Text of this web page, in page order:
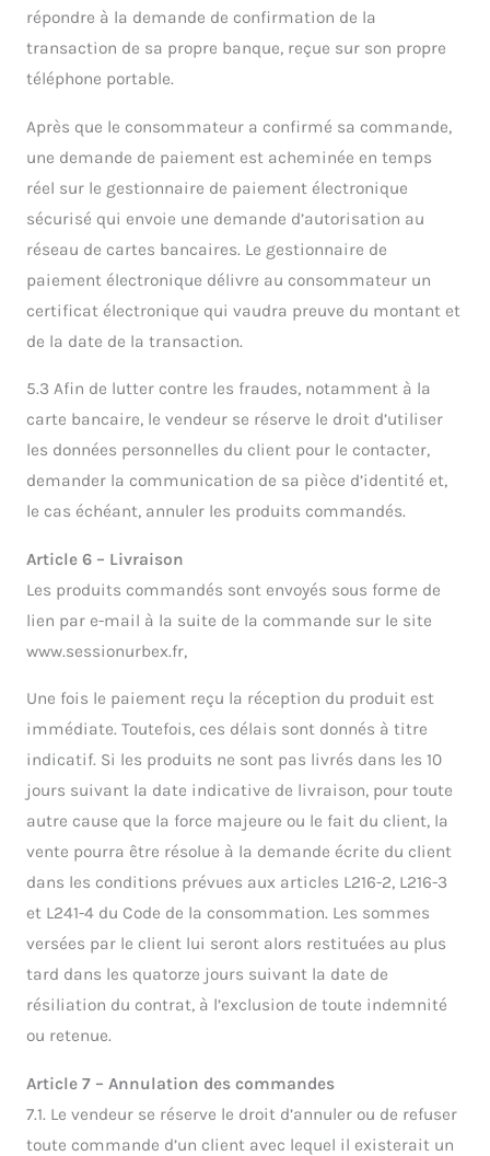
répondre à la demande de confirmation de la
transaction de sa propre banque, reçue sur son propre
téléphone portable.
Après que le consommateur a confirmé sa commande,
une demande de paiement est acheminée en temps
réel sur le gestionnaire de paiement électronique
sécurisé qui envoie une demande d’autorisation au
réseau de cartes bancaires. Le gestionnaire de
paiement électronique délivre au consommateur un
certificat électronique qui vaudra preuve du montant et
de la date de la transaction.
5.3 Afin de lutter contre les fraudes, notamment à la
carte bancaire, le vendeur se réserve le droit d’utiliser
les données personnelles du client pour le contacter,
demander la communication de sa pièce d’identité et,
le cas échéant, annuler les produits commandés.
Article 6 – Livraison
Les produits commandés sont envoyés sous forme de
lien par e-mail à la suite de la commande sur le site
www.sessionurbex.fr,
Une fois le paiement reçu la réception du produit est
immédiate. Toutefois, ces délais sont donnés à titre
indicatif. Si les produits ne sont pas livrés dans les 10
jours suivant la date indicative de livraison, pour toute
autre cause que la force majeure ou le fait du client, la
vente pourra être résolue à la demande écrite du client
dans les conditions prévues aux articles L216-2, L216-3
et L241-4 du Code de la consommation. Les sommes
versées par le client lui seront alors restituées au plus
tard dans les quatorze jours suivant la date de
résiliation du contrat, à l’exclusion de toute indemnité
ou retenue.
Article 7 – Annulation des commandes
7.1. Le vendeur se réserve le droit d’annuler ou de refuser
toute commande d’un client avec lequel il existerait un